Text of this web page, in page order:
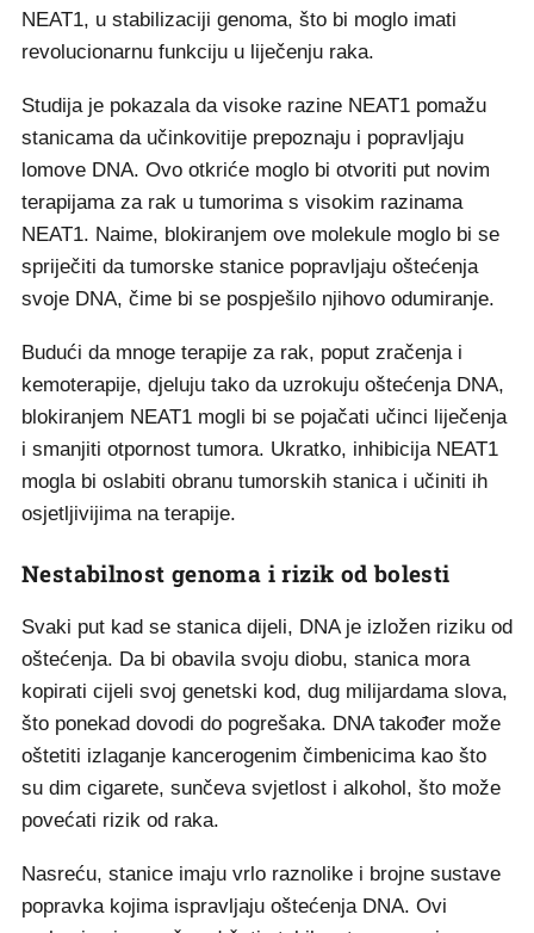
NEAT1, u stabilizaciji genoma, što bi moglo imati
revolucionarnu funkciju u liječenju raka.
Studija je pokazala da visoke razine NEAT1 pomažu
stanicama da učinkovitije prepoznaju i popravljaju
lomove DNA. Ovo otkriće moglo bi otvoriti put novim
terapijama za rak u tumorima s visokim razinama
NEAT1. Naime, blokiranjem ove molekule moglo bi se
spriječiti da tumorske stanice popravljaju oštećenja
svoje DNA, čime bi se pospješilo njihovo odumiranje.
Budući da mnoge terapije za rak, poput zračenja i
kemoterapije, djeluju tako da uzrokuju oštećenja DNA,
blokiranjem NEAT1 mogli bi se pojačati učinci liječenja
i smanjiti otpornost tumora. Ukratko, inhibicija NEAT1
mogla bi oslabiti obranu tumorskih stanica i učiniti ih
osjetljivijima na terapije.
Nestabilnost genoma i rizik od bolesti
Svaki put kad se stanica dijeli, DNA je izložen riziku od
oštećenja. Da bi obavila svoju diobu, stanica mora
kopirati cijeli svoj genetski kod, dug milijardama slova,
što ponekad dovodi do pogrešaka. DNA također može
oštetiti izlaganje kancerogenim čimbenicima kao što
su dim cigarete, sunčeva svjetlost i alkohol, što može
povećati rizik od raka.
Nasreću, stanice imaju vrlo raznolike i brojne sustave
popravka kojima ispravljaju oštećenja DNA. Ovi